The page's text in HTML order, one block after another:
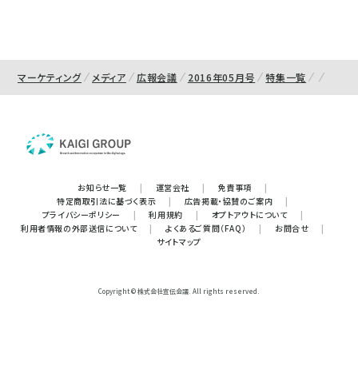
マーケティング メディア 広報会議 2016年05月号 特集一覧
お知らせ一覧 | 運営会社 | 免責事項
|
特定商取引法に基づく表示
| 広告掲載・協賛のご案内
|
プライバシーポリシー
| 利用規約 | オプトアウトについて
|
利用者情報の外部送信について
| よくあるご質問（FAQ） | お問合せ
|
サイトマップ
Copyright © 株式会社宣伝会議. All rights reserved.